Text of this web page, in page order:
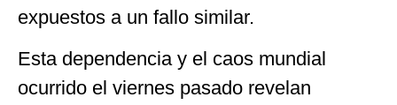
expuestos a un fallo similar.
Esta dependencia y el caos mundial
ocurrido el viernes pasado revelan